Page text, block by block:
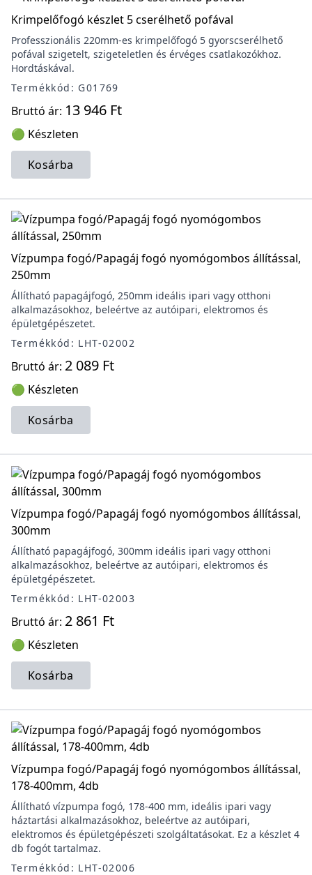
Krimpelőfogó készlet 5 cserélhető pofával
Professzionális 220mm-es krimpelőfogó 5 gyorscserélhető
pofával szigetelt, szigeteletlen és érvéges csatlakozókhoz.
Hordtáskával.
Termékkód: G01769
Bruttó ár: 13 946 Ft
🟢 Készleten
Kosárba
Vízpumpa fogó/Papagáj fogó nyomógombos állítással,
250mm
Állítható papagájfogó, 250mm ideális ipari vagy otthoni
alkalmazásokhoz, beleértve az autóipari, elektromos és
épületgépészetet.
Termékkód: LHT-02002
Bruttó ár: 2 089 Ft
🟢 Készleten
Kosárba
Vízpumpa fogó/Papagáj fogó nyomógombos állítással,
300mm
Állítható papagájfogó, 300mm ideális ipari vagy otthoni
alkalmazásokhoz, beleértve az autóipari, elektromos és
épületgépészetet.
Termékkód: LHT-02003
Bruttó ár: 2 861 Ft
🟢 Készleten
Kosárba
Vízpumpa fogó/Papagáj fogó nyomógombos állítással,
178-400mm, 4db
Állítható vízpumpa fogó, 178-400 mm, ideális ipari vagy
háztartási alkalmazásokhoz, beleértve az autóipari,
elektromos és épületgépészeti szolgáltatásokat. Ez a készlet 4
db fogót tartalmaz.
Termékkód: LHT-02006